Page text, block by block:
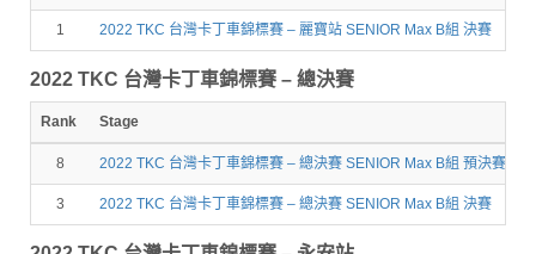
1 2022 TKC 台灣卡丁車錦標賽 – 麗寶站 SENIOR Max B組 決賽
2022 TKC 台灣卡丁車錦標賽 – 總決賽
Rank Stage
8 2022 TKC 台灣卡丁車錦標賽 – 總決賽 SENIOR Max B組 預決賽
3 2022 TKC 台灣卡丁車錦標賽 – 總決賽 SENIOR Max B組 決賽